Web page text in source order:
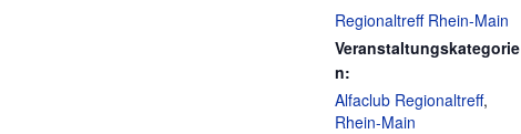
Regionaltreff Rhein-Main
Veranstaltungskategorie
n:
Alfaclub Regionaltreff,
Rhein-Main